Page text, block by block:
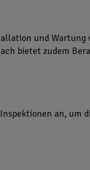
und Wartung
bietet zudem
an,